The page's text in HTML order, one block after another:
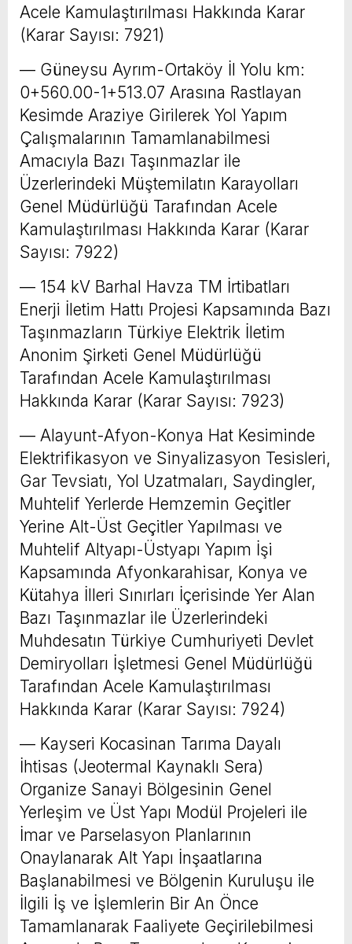
Acele Kamulaştırılması Hakkında Karar
(Karar Sayısı: 7921)
–– Güneysu Ayrım-Ortaköy İl Yolu km:
0+560.00-1+513.07 Arasına Rastlayan
Kesimde Araziye Girilerek Yol Yapım
Çalışmalarının Tamamlanabilmesi
Amacıyla Bazı Taşınmazlar ile
Üzerlerindeki Müştemilatın Karayolları
Genel Müdürlüğü Tarafından Acele
Kamulaştırılması Hakkında Karar (Karar
Sayısı: 7922)
–– 154 kV Barhal Havza TM İrtibatları
Enerji İletim Hattı Projesi Kapsamında Bazı
Taşınmazların Türkiye Elektrik İletim
Anonim Şirketi Genel Müdürlüğü
Tarafından Acele Kamulaştırılması
Hakkında Karar (Karar Sayısı: 7923)
–– Alayunt-Afyon-Konya Hat Kesiminde
Elektrifikasyon ve Sinyalizasyon Tesisleri,
Gar Tevsiatı, Yol Uzatmaları, Saydingler,
Muhtelif Yerlerde Hemzemin Geçitler
Yerine Alt-Üst Geçitler Yapılması ve
Muhtelif Altyapı-Üstyapı Yapım İşi
Kapsamında Afyonkarahisar, Konya ve
Kütahya İlleri Sınırları İçerisinde Yer Alan
Bazı Taşınmazlar ile Üzerlerindeki
Muhdesatın Türkiye Cumhuriyeti Devlet
Demiryolları İşletmesi Genel Müdürlüğü
Tarafından Acele Kamulaştırılması
Hakkında Karar (Karar Sayısı: 7924)
–– Kayseri Kocasinan Tarıma Dayalı
İhtisas (Jeotermal Kaynaklı Sera)
Organize Sanayi Bölgesinin Genel
Yerleşim ve Üst Yapı Modül Projeleri ile
İmar ve Parselasyon Planlarının
Onaylanarak Alt Yapı İnşaatlarına
Başlanabilmesi ve Bölgenin Kuruluşu ile
İlgili İş ve İşlemlerin Bir An Önce
Tamamlanarak Faaliyete Geçirilebilmesi